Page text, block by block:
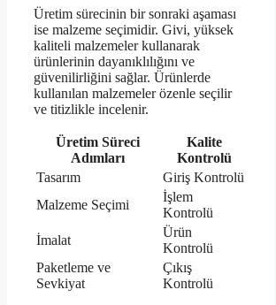
Üretim sürecinin bir sonraki aşaması
ise malzeme seçimidir. Givi, yüksek
kaliteli malzemeler kullanarak
ürünlerinin dayanıklılığını ve
güvenilirliğini sağlar. Ürünlerde
kullanılan malzemeler özenle seçilir
ve titizlikle incelenir.
Üretim Süreci
Adımları
Kalite
Kontrolü
Tasarım
Giriş Kontrolü
Malzeme Seçimi
İşlem
Kontrolü
İmalat
Ürün
Kontrolü
Paketleme ve
Sevkiyat
Çıkış
Kontrolü